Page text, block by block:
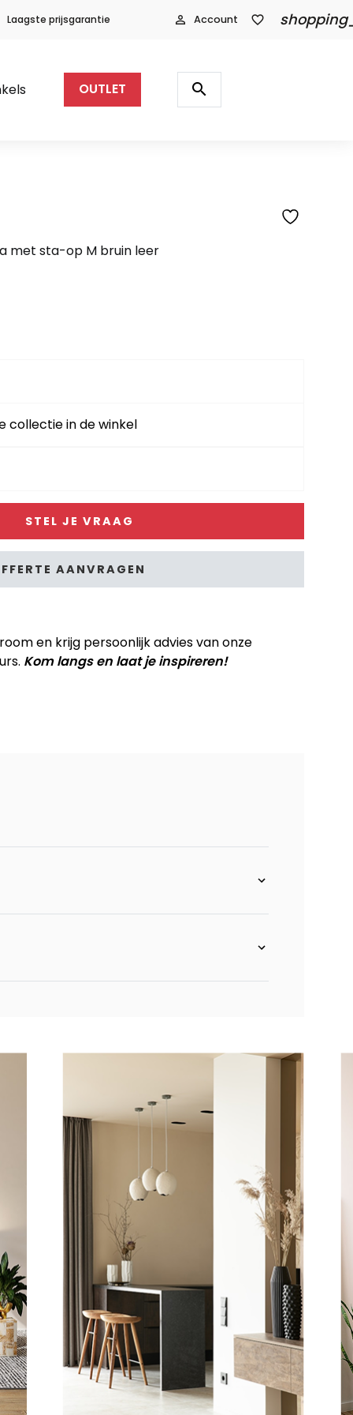
Laagste prijsgarantie person_outline Account favorite_border
OUTLET
Producten
zoeken
search
met sta-op M bruin leer
collectie in de winkel
STEL JE VRAAG
AANVRAGEN
en krijg persoonlijk advies van onze
Kom langs en laat je inspireren!